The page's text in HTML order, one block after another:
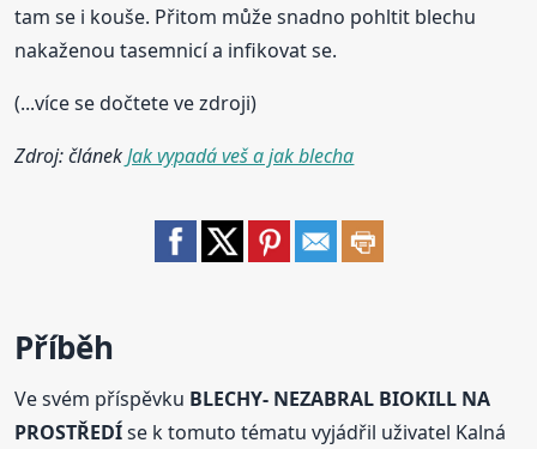
tam se i kouše. Přitom může snadno pohltit blechu
nakaženou tasemnicí a infikovat se.
(...více se dočtete ve zdroji)
Zdroj: článekJak vypadá veš a jak blecha
Příběh
Ve svém příspěvku BLECHY- NEZABRAL BIOKILL NA
PROSTŘEDÍse k tomuto tématu vyjádřil uživatel Kalná